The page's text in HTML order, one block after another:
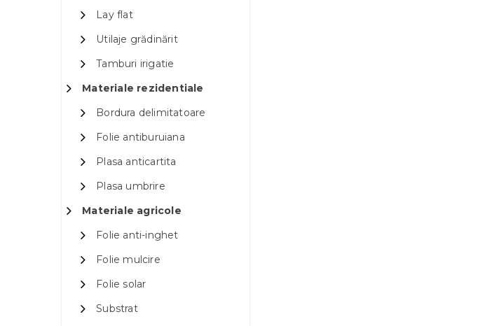
Lay flat
Utilaje grădinărit
Tamburi irigatie
Materiale rezidentiale
Bordura delimitatoare
Folie antiburuiana
Plasa anticartita
Plasa umbrire
Materiale agricole
Folie anti-inghet
Folie mulcire
Folie solar
Substrat